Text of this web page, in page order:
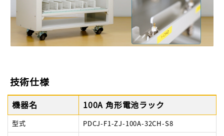
技術仕様
機器名 100A 角形電池ラック
型式 PDCJ-F1-ZJ-100A-32CH-S8